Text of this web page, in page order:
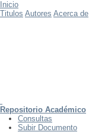
Inicio
Titulos Autores Acerca de
Repositorio Académico
Consultas
Subir Documento